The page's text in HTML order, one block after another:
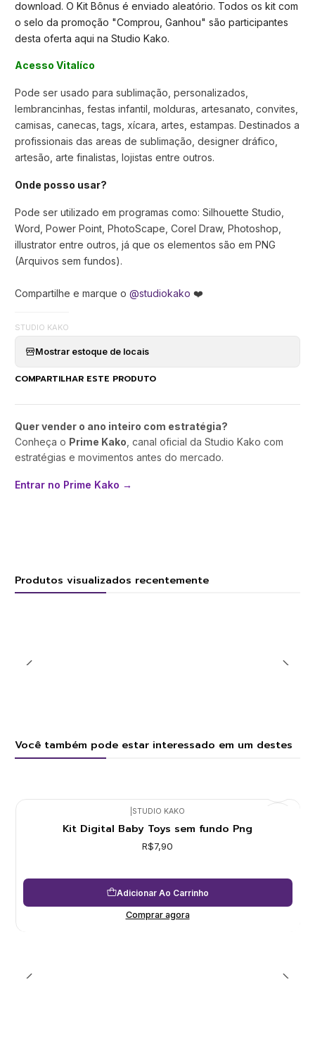
download. O Kit Bônus é enviado aleatório. Todos os kit com
o selo da promoção "Comprou, Ganhou" são participantes
desta oferta aqui na Studio Kako.
Acesso Vitalíco
Pode ser usado para sublimação, personalizados,
lembrancinhas, festas infantil, molduras, artesanato, convites,
camisas, canecas, tags, xícara, artes, estampas. Destinados a
profissionais das areas de sublimação, designer dráfico,
artesão, arte finalistas, lojistas entre outros.
Onde posso usar?
Pode ser utilizado em programas como: Silhouette Studio,
Word, Power Point, PhotoScape, Corel Draw, Photoshop,
illustrator entre outros, já que os elementos são em PNG
(Arquivos sem fundos).
Compartilhe e marque o @studiokako ❤️
STUDIO KAKO
Mostrar estoque de locais
COMPARTILHAR ESTE PRODUTO
Quer vender o ano inteiro com estratégia?
Conheça o Prime Kako , canal oficial da Studio Kako com
estratégias e movimentos antes do mercado.
Entrar no Prime Kako →
Produtos visualizados recentemente
Você também pode estar interessado em um destes
STUDIO KAKO
Kit Digital Baby Toys sem fundo Png
R$7,90
Adicionar Ao Carrinho
Comprar agora